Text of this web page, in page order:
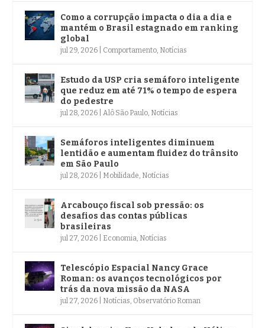
Como a corrupção impacta o dia a dia e
mantém o Brasil estagnado em ranking
global
jul 29, 2026 Comportamento, Notícias
Estudo da USP cria semáforo inteligente
que reduz em até 71% o tempo de espera
do pedestre
jul 28, 2026 |Alô São Paulo, Notícias
Semáforos inteligentes diminuem
lentidão e aumentam fluidez do trânsito
em São Paulo
jul 28, 2026 Mobilidade, Notícias
Arcabouço fiscal sob pressão: os
desafios das contas públicas
brasileiras
jul 27, 2026 Economia, Notícias
Telescópio Espacial Nancy Grace
Roman: os avanços tecnológicos por
trás da nova missão da NASA
jul 27, 2026 Notícias, Observatório Roman